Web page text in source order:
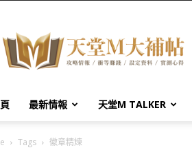
堂
M
大
帖
最新情報 天堂M TALKER
Tags 徽章精煉